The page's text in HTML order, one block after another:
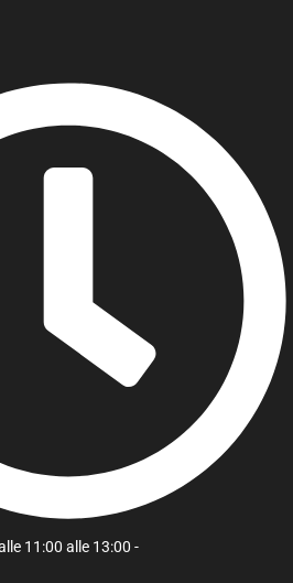
11:00 alle 13:00 -